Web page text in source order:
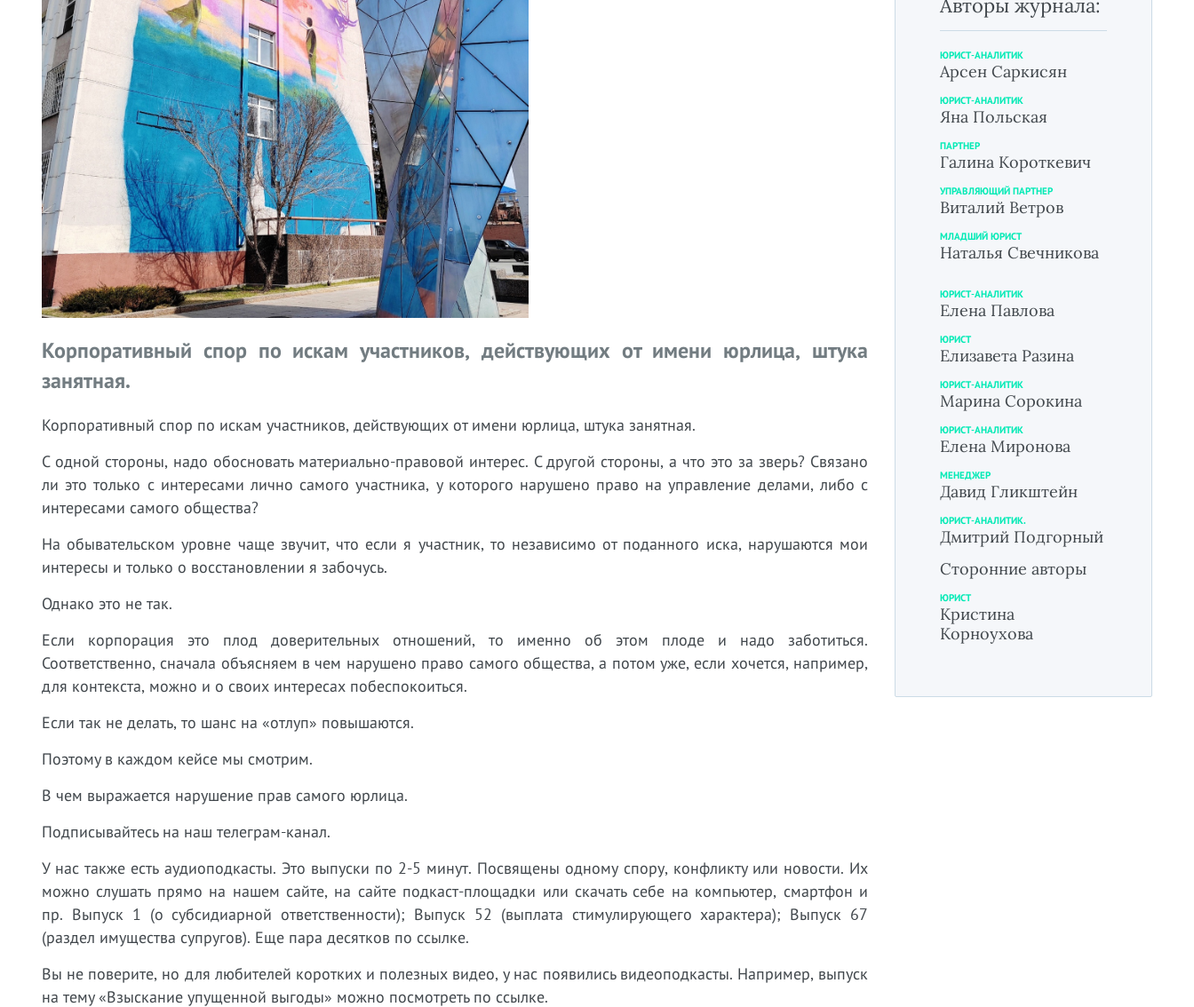
Корпоративный спор по искам участников, действующих от имени юрлица, штука
занятная.
Корпоративный спор по искам участников, действующих от имени юрлица, штука занятная.
С одной стороны, надо обосновать материально-правовой интерес. С другой стороны, а что это за зверь? Связано
ли это только с интересами лично самого участника, у которого нарушено право на управление делами, либо с
интересами самого общества?
На обывательском уровне чаще звучит, что если я участник, то независимо от поданного иска, нарушаются мои
интересы и только о восстановлении я забочусь.
Однако это не так.
Если корпорация это плод доверительных отношений, то именно об этом плоде и надо заботиться.
Соответственно, сначала объясняем в чем нарушено право самого общества, а потом уже, если хочется, например,
для контекста, можно и о своих интересах побеспокоиться.
Если так не делать, то шанс на «отлуп» повышаются.
Поэтому в каждом кейсе мы смотрим.
В чем выражается нарушение прав самого юрлица.
Подписывайтесь на наш телеграм-канал.
У нас также есть аудиоподкасты. Это выпуски по 2-5 минут. Посвящены одному спору, конфликту или новости. Их
можно слушать прямо на нашем сайте, на сайте подкаст-площадки или скачать себе на компьютер, смартфон и
пр. Выпуск 1 (о субсидиарной ответственности); Выпуск 52 (выплата стимулирующего характера); Выпуск 67
(раздел имущества супругов). Еще пара десятков по ссылке.
Вы не поверите, но для любителей коротких и полезных видео, у нас появились видеоподкасты. Например, выпуск
на тему «Взыскание упущенной выгоды» можно посмотреть по ссылке.
Авторы журнала:
ЮРИСТ-АНАЛИТИК
Арсен Саркисян
ЮРИСТ-АНАЛИТИК
Яна Польская
ПАРТНЕР
Галина Короткевич
УПРАВЛЯЮЩИЙ ПАРТНЕР
Виталий Ветров
МЛАДШИЙ ЮРИСТ
Наталья Свечникова
ЮРИСТ-АНАЛИТИК
Елена Павлова
ЮРИСТ
Елизавета Разина
ЮРИСТ-АНАЛИТИК
Марина Сорокина
ЮРИСТ-АНАЛИТИК
Елена Миронова
МЕНЕДЖЕР
Давид Гликштейн
ЮРИСТ-АНАЛИТИК.
Дмитрий Подгорный
Сторонние авторы
ЮРИСТ
Кристина
Корноухова